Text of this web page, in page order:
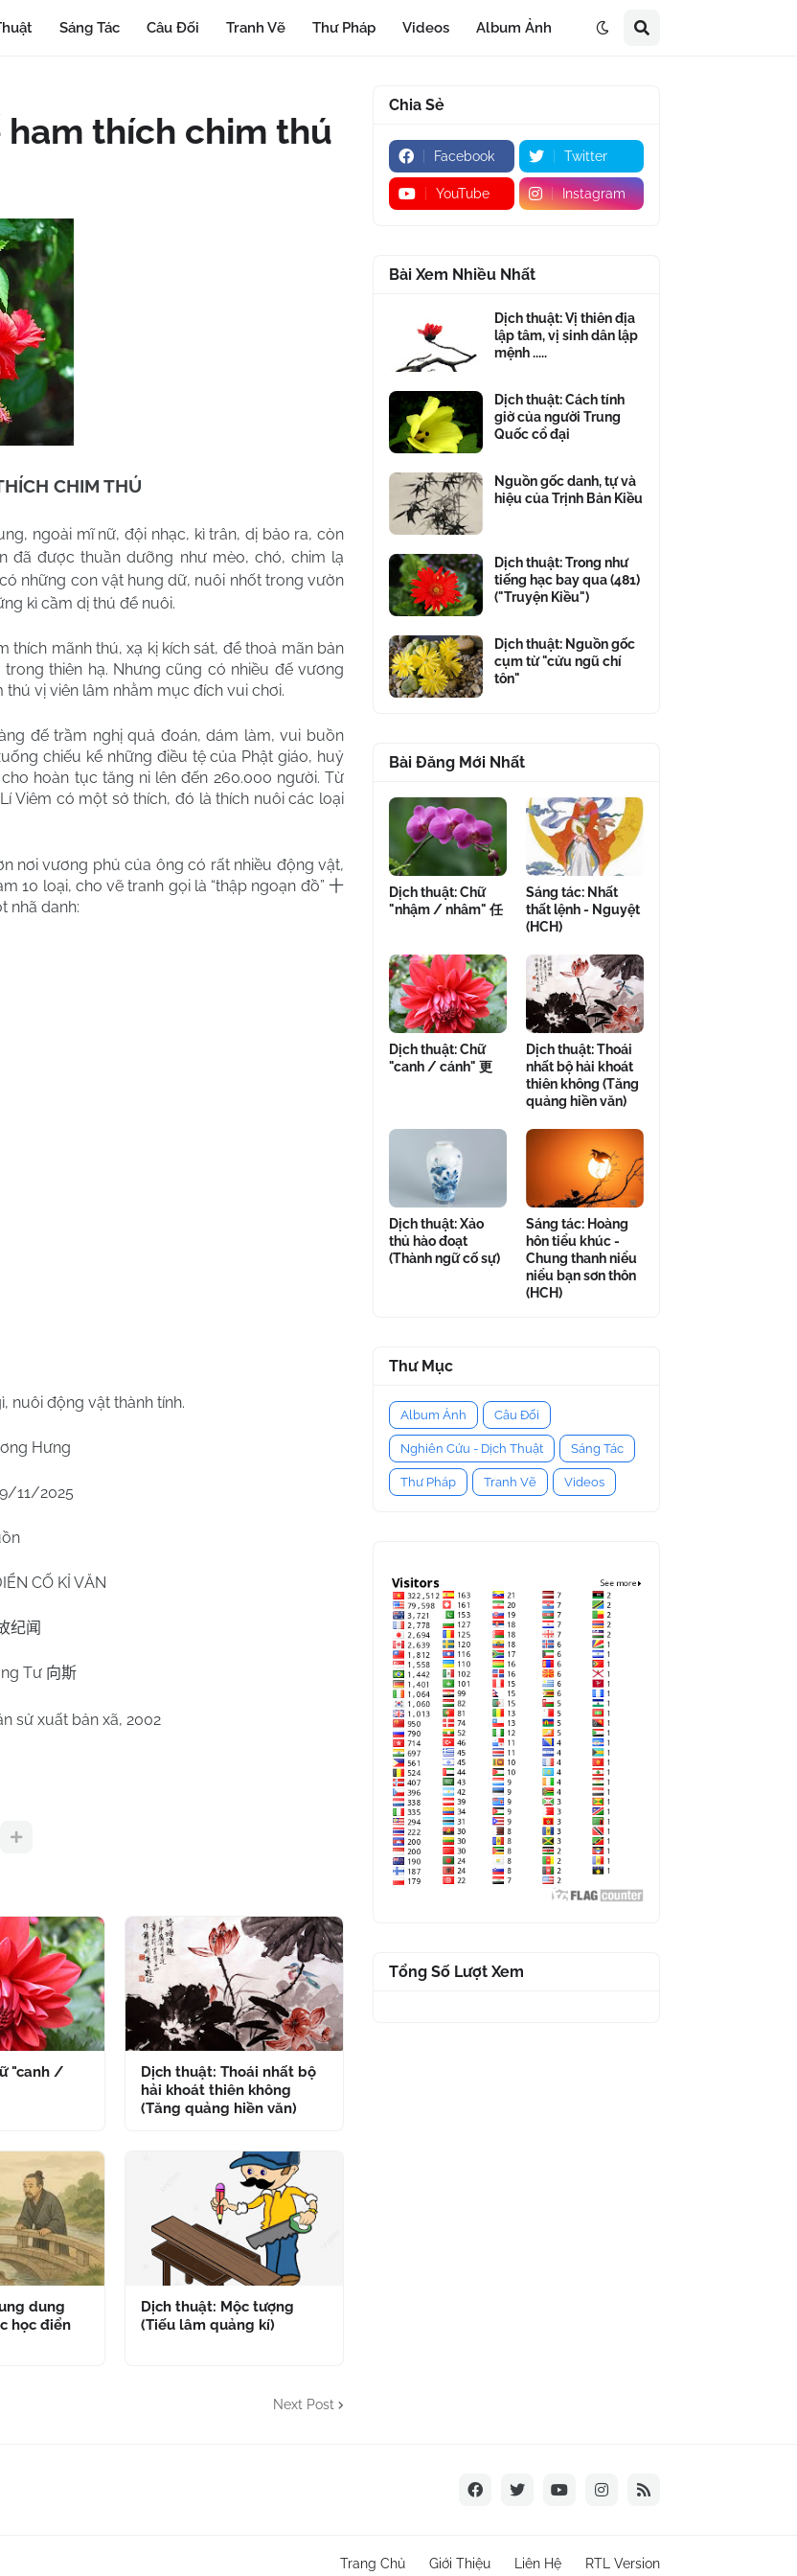
Sáng Tác Câu Đối Tranh Vẽ Thư Pháp Videos Album Ảnh
thích chim thú
CHIM THÚ
ngoài mĩ nữ, đội nhạc, kì trân, dị bảo ra, còn
đã được thuần dưỡng như mèo, chó, chim lạ
những con vật hung dữ, nuôi nhốt trong vườn
kì cầm dị thú để nuôi.
mãnh thú, xạ kị kích sát, để thoả mãn bản
thiên hạ. Nhưng cũng có nhiều đế vương
vị viên lâm nhằm mục đích vui chơi.
đế trầm nghị quả đoán, dám làm, vui buồn
chiếu kể những điều tệ của Phật giáo, huỷ
hoàn tục tăng ni lên đến 260.000 người. Từ
Viêm có một sở thích, đó là thích nuôi các loại
nơi vương phủ của ông có rất nhiều động vật,
10 loại, cho vẽ tranh gọi là “thập ngoạn đồ”十
nhã danh:
nuôi động vật thành tính.
Hưng
11/2025
CỐ KỈ VĂN
纪闻
Tư 向斯
sử xuất bản xã, 2002
"canh /
Dịch thuật: Thoái nhất bộ
hải khoát thiên không
(Tăng quảng hiền văn)
dung
học điển
Dịch thuật: Mộc tượng
(Tiếu lâm quảng kí)
Next Post
Chia Sẻ
Facebook Twitter
YouTube Instagram
Bài Xem Nhiều Nhất
Dịch thuật: Vị thiên địa
lập tâm, vị sinh dân lập
mệnh .....
Dịch thuật: Cách tính
giờ của người Trung
Quốc cổ đại
Nguồn gốc danh, tự và
hiệu của Trịnh Bản Kiều
Dịch thuật: Trong như
tiếng hạc bay qua (481)
("Truyện Kiều")
Dịch thuật: Nguồn gốc
cụm từ "cửu ngũ chí
tôn"
Bài Đăng Mới Nhất
Dịch thuật: Chữ
"nhậm / nhâm" 任
Sáng tác: Nhất
thất lệnh - Nguyệt
(HCH)
Dịch thuật: Chữ
"canh / cánh" 更
Dịch thuật: Thoái
nhất bộ hải khoát
thiên không (Tăng
quảng hiền văn)
Dịch thuật: Xảo
thủ hào đoạt
(Thành ngữ cố sự)
Sáng tác: Hoàng
hôn tiểu khúc -
Chung thanh niểu
niểu bạn sơn thôn
(HCH)
Thư Mục
Album Ảnh Câu Đối
Nghiên Cứu - Dịch Thuật Sáng Tác
Thư Pháp Tranh Vẽ Videos
Tổng Số Lượt Xem
Trang Chủ Giới Thiệu Liên Hệ RTL Version